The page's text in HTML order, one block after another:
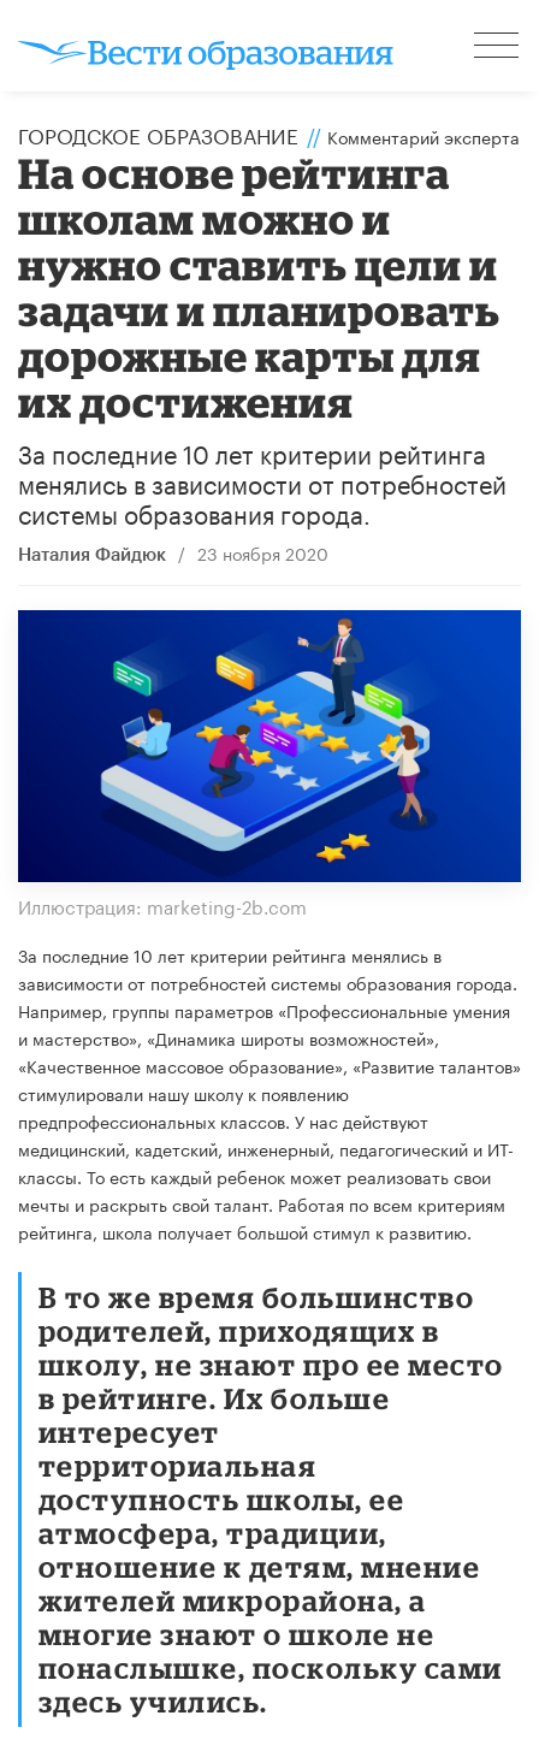
ГОРОДСКОЕ ОБРАЗОВАНИЕ // Комментарий эксперта
На основе рейтинга
школам можно и
нужно ставить цели и
задачи и планировать
дорожные карты для
их достижения
За последние 10 лет критерии рейтинга
менялись в зависимости от потребностей
системы образования города.
Наталия Файдюк / 23 ноября 2020
Иллюстрация: marketing-2b.com
За последние 10 лет критерии рейтинга менялись в
зависимости от потребностей системы образования города.
Например, группы параметров «Профессиональные умения
и мастерство», «Динамика широты возможностей»,
«Качественное массовое образование», «Развитие талантов»
стимулировали нашу школу к появлению
предпрофессиональных классов. У нас действуют
медицинский, кадетский, инженерный, педагогический и ИТ-
классы. То есть каждый ребенок может реализовать свои
мечты и раскрыть свой талант. Работая по всем критериям
рейтинга, школа получает большой стимул к развитию.
В то же время большинство
родителей, приходящих в
школу, не знают про ее место
в рейтинге. Их больше
интересует
территориальная
доступность школы, ее
атмосфера, традиции,
отношение к детям, мнение
жителей микрорайона, а
многие знают о школе не
понаслышке, поскольку сами
здесь учились.